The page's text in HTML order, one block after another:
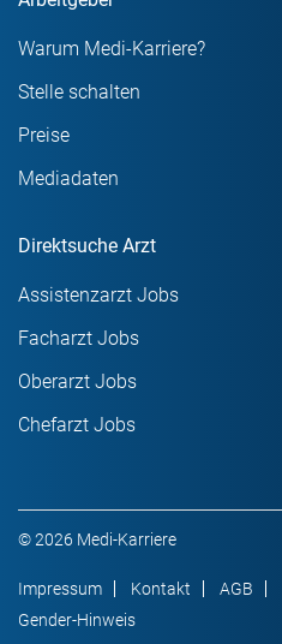
Warum Medi-Karriere?
Stelle schalten
Preise
Mediadaten
Direktsuche Arzt
Assistenzarzt Jobs
Facharzt Jobs
Oberarzt Jobs
Chefarzt Jobs
© 2026 Medi-Karriere
Impressum Kontakt AGB
Gender-Hinweis